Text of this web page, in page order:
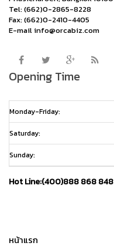
Tel: (662)0-2865-8228
Fax: (662)0-2410-4405
E-mail info@orcabiz.com
Opening Time
Monday-Friday:
Saturday:
Sunday:
Hot Line:(400)888 868 848
หน้าแรก